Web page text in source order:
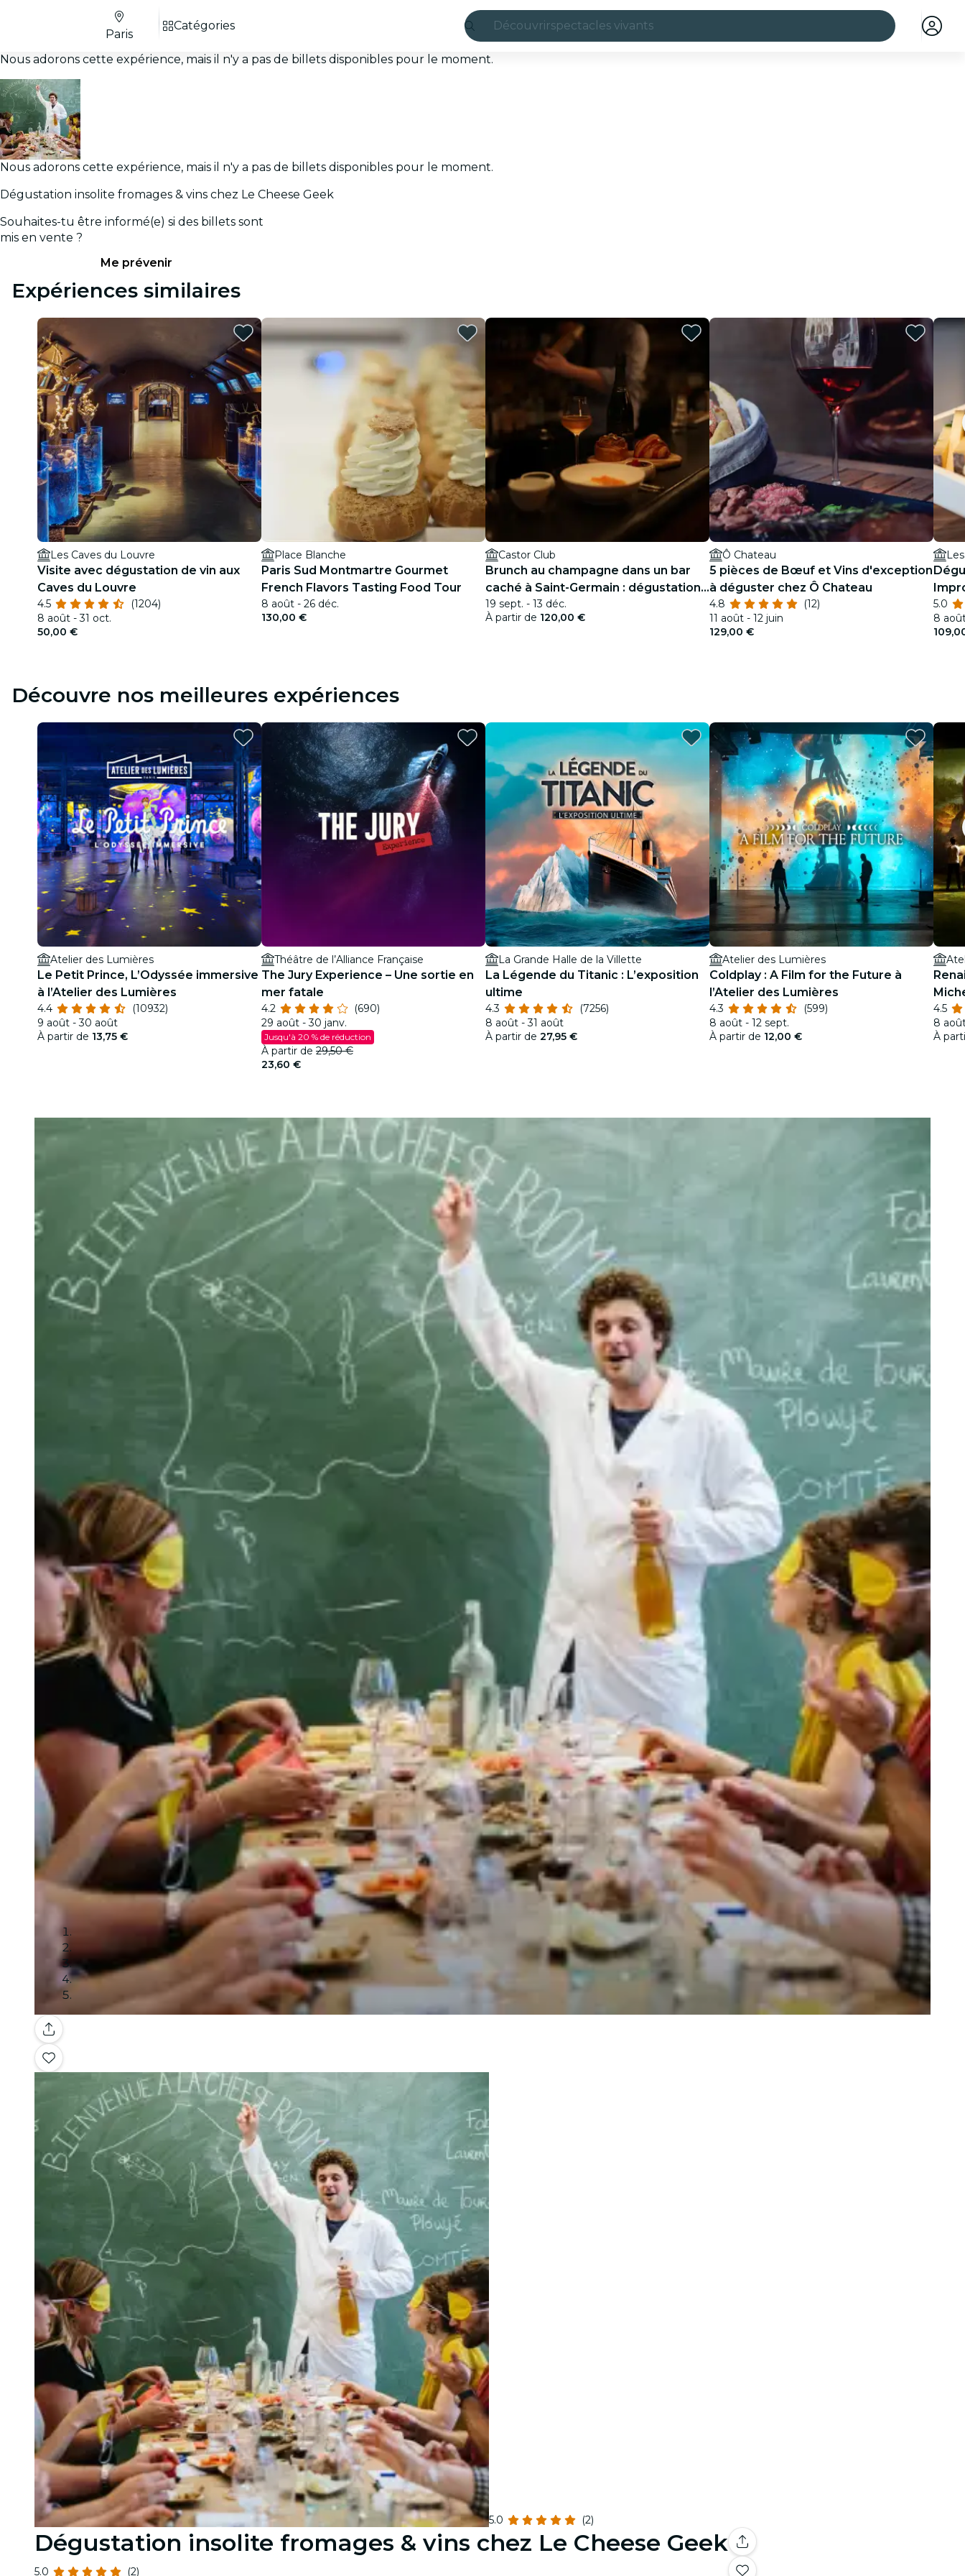
Découvrirspectacles vivants
restaurants
cinéma
Paris
Catégories
Nous adorons cette expérience, mais il n'y a pas de billets disponibles pour le moment.
Nous adorons cette expérience, mais il n'y a pas de billets disponibles pour le moment.
Dégustation insolite fromages & vins chez Le Cheese Geek
Souhaites-tu être informé(e) si des billets sont
mis en vente ?
Me prévenir
Expériences similaires
Les Caves du Louvre
Visite avec dégustation de vin aux
Caves du Louvre
4.5
(1204)
8 août - 31 oct.
50,00 €
Place Blanche
Paris Sud Montmartre Gourmet
French Flavors Tasting Food Tour
8 août - 26 déc.
130,00 €
Castor Club
Brunch au champagne dans un bar
caché à Saint-Germain : dégustation
& cocktail signature
19 sept. - 13 déc.
À partir de 120,00 €
Ô Chateau
5 pièces de Bœuf et Vins d'exception
à déguster chez Ô Chateau
4.8
(12)
11 août - 12 juin
129,00 €
5.0
8
Découvre nos meilleures expériences
Atelier des Lumières
Le Petit Prince, L’Odyssée immersive
à l’Atelier des Lumières
4.4
(10932)
9 août - 30 août
À partir de 13,75 €
Théâtre de l’Alliance Française
The Jury Experience – Une sortie en
mer fatale
4.2
(690)
29 août - 30 janv.
Jusqu'à 20 % de réduction
À partir de 29,50 €
23,60 €
La Grande Halle de la Villette
La Légende du Titanic : L’exposition
ultime
4.3
(7256)
8 août - 31 août
À partir de 27,95 €
Atelier des Lumières
Coldplay : A Film for the Future à
l’Atelier des Lumières
4.3
(599)
8 août - 12 sept.
À partir de 12,00 €
4.5
8
À
Galerie
5.0 (2)
Dégustation insolite fromages & vins chez Le Cheese Geek
5.0 (2)